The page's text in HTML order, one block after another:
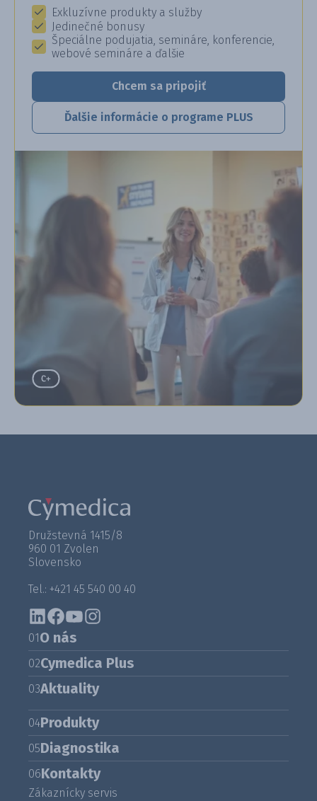
Exkluzívne produkty a služby
Jedinečné bonusy
Špeciálne podujatia, semináre, konferencie,
webové semináre a ďalšie
Chcem sa pripojiť
Ďalšie informácie o programe PLUS
Družstevná 1415/8
960 01 Zvolen
Slovensko
Tel.: +421 45 540 00 40
01O nás
02Cymedica Plus
03Aktuality
04Produkty
05Diagnostika
06Kontakty
Zákaznícky servis